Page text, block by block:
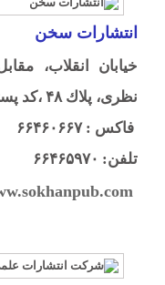
انتشارات سخن
خيابان انقلاب،
نظری، پلاك ۴۸ ،کد پستی : ۱۳۱۴۷۷۳۷۶۳
فاكس : ۶۶۴۶۰۶۶۷
تلفن: ۶۶۴۶۵۹۷۰